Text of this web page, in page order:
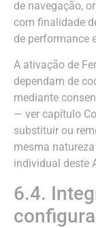
de navegação,
com finalidade
de performance
A ativação de
dependam de
mediante
— ver capítulo
substituir ou
mesma
individual deste
6.4.